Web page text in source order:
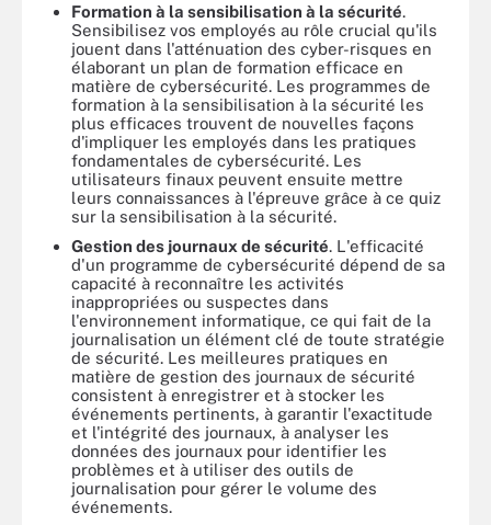
Formation à la sensibilisation à la sécurité.
Sensibilisez vos employés au rôle crucial qu'ils
jouent dans l'atténuation des cyber-risques en
élaborant un plan de formation efficace en
matière de cybersécurité. Les programmes de
formation à la sensibilisation à la sécurité les
plus efficaces trouvent de nouvelles façons
d'impliquer les employés dans les pratiques
fondamentales de cybersécurité. Les
utilisateurs finaux peuvent ensuite mettre
leurs connaissances à l'épreuve grâce à ce quiz
sur la sensibilisation à la sécurité.
Gestion des journaux de sécurité. L'efficacité
d'un programme de cybersécurité dépend de sa
capacité à reconnaître les activités
inappropriées ou suspectes dans
l'environnement informatique, ce qui fait de la
journalisation un élément clé de toute stratégie
de sécurité. Les meilleures pratiques en
matière de gestion des journaux de sécurité
consistent à enregistrer et à stocker les
événements pertinents, à garantir l'exactitude
et l'intégrité des journaux, à analyser les
données des journaux pour identifier les
problèmes et à utiliser des outils de
journalisation pour gérer le volume des
événements.